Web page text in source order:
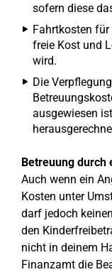
sofern diese
Fahrtkosten für
freie Kost und
wird.
Die
ausgewiesen
Betreuung durch
Auch wenn ein
Kosten unter
darf jedoch
den
nicht in deinem
Finanzamt die